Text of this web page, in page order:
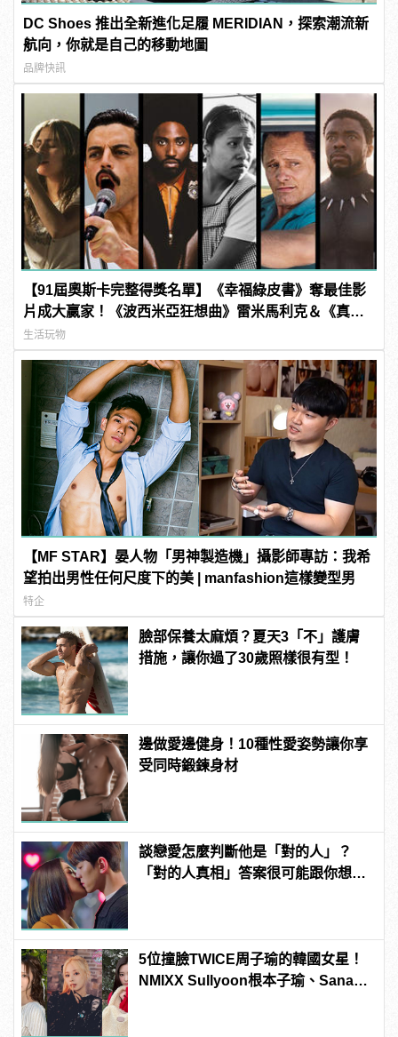
DC Shoes 推出全新進化足履 MERIDIAN，探索潮流新
航向，你就是自己的移動地圖
品牌快訊
【91屆奧斯卡完整得獎名單】《幸福綠皮書》奪最佳影
片成大贏家！《波西米亞狂想曲》雷米馬利克＆《真
寵》奧莉薇亞柯爾曼封影帝影后！
生活玩物
【MF STAR】晏人物「男神製造機」攝影師專訪：我希
望拍出男性任何尺度下的美 | manfashion這樣變型男
特企
臉部保養太麻煩？夏天3「不」護膚
措施，讓你過了30歲照樣很有型！
邊做愛邊健身！10種性愛姿勢讓你享
受同時鍛鍊身材
談戀愛怎麼判斷他是「對的人」？
「對的人真相」答案很可能跟你想得
5位撞臉TWICE周子瑜的韓國女星！
NMIXX Sullyoon根本子瑜、Sana綜